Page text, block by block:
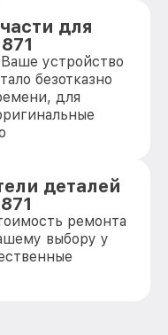
для
устройство
безотказно
для
деталей
ремонта
выбору у